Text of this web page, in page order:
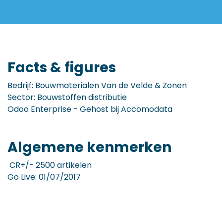
Facts & figures
Bedrijf: Bouwmaterialen Van de Velde & Zonen
Sector: Bouwstoffen distributie
Odoo Enterprise - Gehost bij Accomodata
Algemene kenmerken
CR+/- 2500 artikelen
Go Live: 01/07/2017